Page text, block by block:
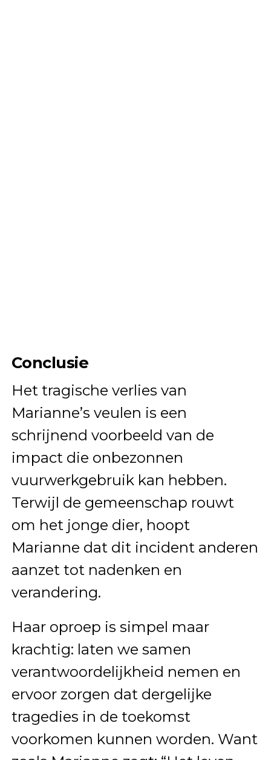
Conclusie
Het tragische verlies van
Marianne’s veulen is een
schrijnend voorbeeld van de
impact die onbezonnen
vuurwerkgebruik kan hebben.
Terwijl de gemeenschap rouwt
om het jonge dier, hoopt
Marianne dat dit incident anderen
aanzet tot nadenken en
verandering.
Haar oproep is simpel maar
krachtig: laten we samen
verantwoordelijkheid nemen en
ervoor zorgen dat dergelijke
tragedies in de toekomst
voorkomen kunnen worden. Want